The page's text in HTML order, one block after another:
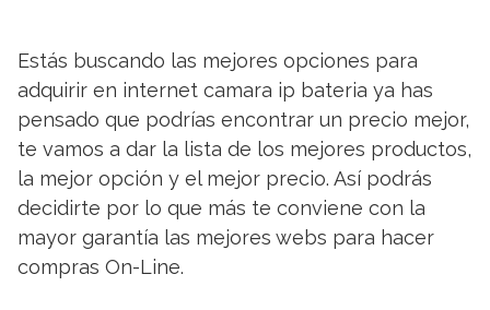
Estás buscando las mejores opciones para
adquirir en internet camara ip bateria ya has
pensado que podrías encontrar un precio mejor,
te vamos a dar la lista de los mejores productos,
la mejor opción y el mejor precio. Así podrás
decidirte por lo que más te conviene con la
mayor garantía las mejores webs para hacer
compras On-Line.